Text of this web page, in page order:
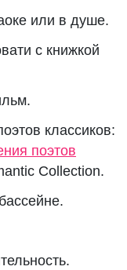
или в душе.
с книжкой
классиков:
поэтов
Collection.